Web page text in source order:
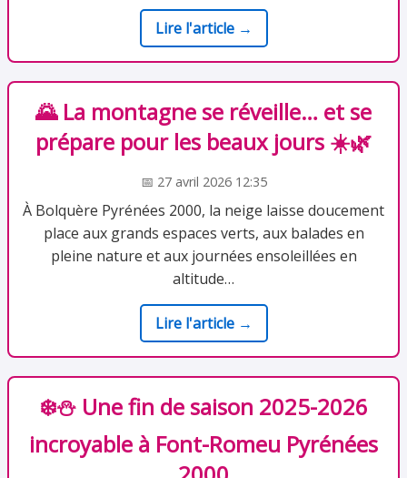
Lire l'article →
🌄 La montagne se réveille… et se
prépare pour les beaux jours ☀️🌿
📅 27 avril 2026 12:35
À Bolquère Pyrénées 2000, la neige laisse doucement
place aux grands espaces verts, aux balades en
pleine nature et aux journées ensoleillées en
altitude…
Lire l'article →
❄️⛄ Une fin de saison 2025-2026
incroyable à Font-Romeu Pyrénées